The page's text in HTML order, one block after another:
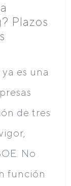
Plazos
es una
de tres
No
función